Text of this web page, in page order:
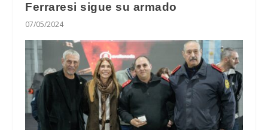
Ferraresi sigue su armado
07/05/2024